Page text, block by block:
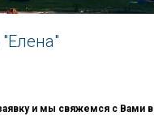
и мы свяжемся с Вами